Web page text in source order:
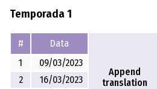
Temporada 1
# Data
Append
translation
1
09/03/2023
2
16/03/2023